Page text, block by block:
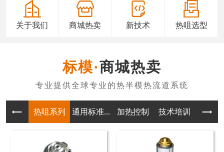
关于我们 商城热卖 新技术 热咀选型
商城热卖
热咀系列 通用标准... 加热控制 技术培训